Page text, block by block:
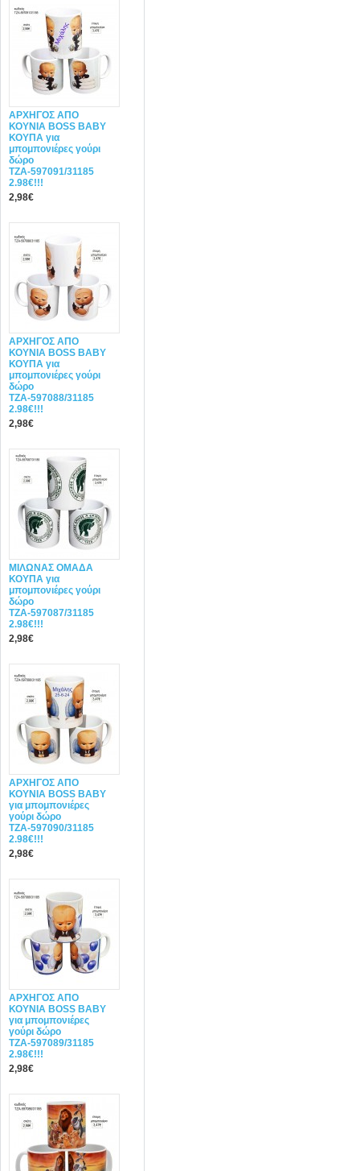
ΑΡΧΗΓΟΣ ΑΠΟ
ΚΟΥΝΙΑ BOSS BABY
ΚΟΥΠΑ για
μπομπονιέρες γούρι
δώρο
ΤΖΑ-597091/31185
2.98€!!!
2,98€
ΑΡΧΗΓΟΣ ΑΠΟ
ΚΟΥΝΙΑ BOSS BABY
ΚΟΥΠΑ για
μπομπονιέρες γούρι
δώρο
ΤΖΑ-597088/31185
2.98€!!!
2,98€
ΜΙΛΩΝΑΣ ΟΜΑΔΑ
ΚΟΥΠΑ για
μπομπονιέρες γούρι
δώρο
ΤΖΑ-597087/31185
2.98€!!!
2,98€
ΑΡΧΗΓΟΣ ΑΠΟ
ΚΟΥΝΙΑ BOSS BABY
για μπομπονιέρες
γούρι δώρο
ΤΖΑ-597090/31185
2.98€!!!
2,98€
ΑΡΧΗΓΟΣ ΑΠΟ
ΚΟΥΝΙΑ BOSS BABY
για μπομπονιέρες
γούρι δώρο
ΤΖΑ-597089/31185
2.98€!!!
2,98€